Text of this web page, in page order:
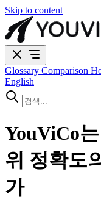
Skip to content
Glossary Comparison
English
YouViCo
위 정확도
가